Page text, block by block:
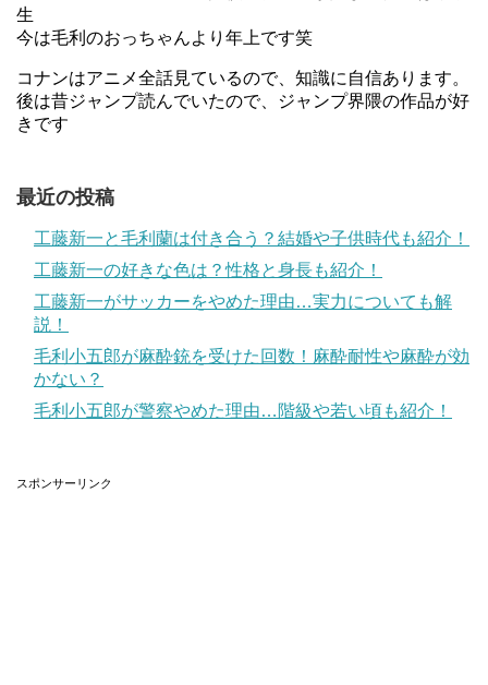
生
今は毛利のおっちゃんより年上です笑
コナンはアニメ全話見ているので、知識に自信あります。
後は昔ジャンプ読んでいたので、ジャンプ界隈の作品が好
きです
最近の投稿
工藤新一と毛利蘭は付き合う？結婚や子供時代も紹介！
工藤新一の好きな色は？性格と身長も紹介！
工藤新一がサッカーをやめた理由…実力についても解
説！
毛利小五郎が麻酔銃を受けた回数！麻酔耐性や麻酔が効
かない？
毛利小五郎が警察やめた理由…階級や若い頃も紹介！
スポンサーリンク